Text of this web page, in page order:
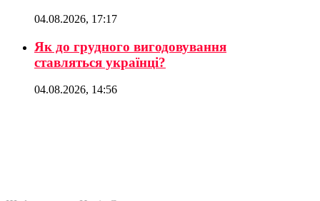
04.08.2026, 17:17
Як до грудного вигодовування
ставляться українці?
04.08.2026, 14:56